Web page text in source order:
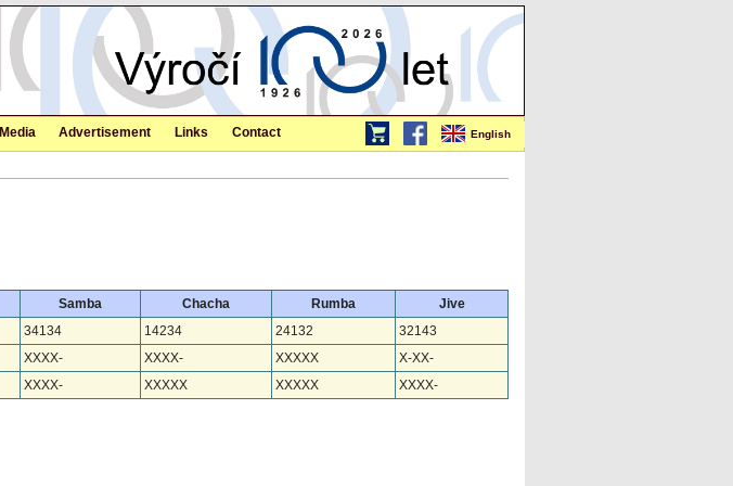
English
Media Advertisement Links Contact
Samba Chacha Rumba
Jive
34134 14234 24132
32143
XXXX- XXXX- XXXXX
X-XX-
XXXX- XXXXX XXXXX
XXXX-